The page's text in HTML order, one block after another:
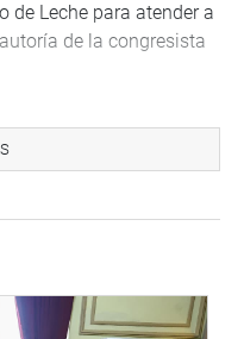
de Leche para atender a
de la congresista
benefician a la
partidarias ni de
que 17 propuestas
al Pleno no sean